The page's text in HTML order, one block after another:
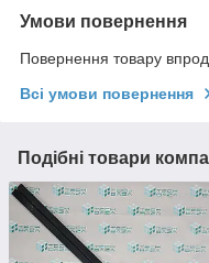
Умови повернення
Повернення товару
Всі умови повернення
Подібні товари